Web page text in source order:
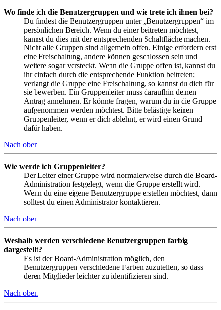
Wo finde ich die Benutzergruppen und wie trete ich ihnen bei?
Du findest die Benutzergruppen unter „Benutzergruppen“ im
persönlichen Bereich. Wenn du einer beitreten möchtest,
kannst du dies mit der entsprechenden Schaltfläche machen.
Nicht alle Gruppen sind allgemein offen. Einige erfordern erst
eine Freischaltung, andere können geschlossen sein und
weitere sogar versteckt. Wenn die Gruppe offen ist, kannst du
ihr einfach durch die entsprechende Funktion beitreten;
verlangt die Gruppe eine Freischaltung, so kannst du dich für
sie bewerben. Ein Gruppenleiter muss daraufhin deinen
Antrag annehmen. Er könnte fragen, warum du in die Gruppe
aufgenommen werden möchtest. Bitte belästige keinen
Gruppenleiter, wenn er dich ablehnt, er wird einen Grund
dafür haben.
Nach oben
Wie werde ich Gruppenleiter?
Der Leiter einer Gruppe wird normalerweise durch die Board-
Administration festgelegt, wenn die Gruppe erstellt wird.
Wenn du eine eigene Benutzergruppe erstellen möchtest, dann
solltest du einen Administrator kontaktieren.
Nach oben
Weshalb werden verschiedene Benutzergruppen farbig
dargestellt?
Es ist der Board-Administration möglich, den
Benutzergruppen verschiedene Farben zuzuteilen, so dass
deren Mitglieder leichter zu identifizieren sind.
Nach oben